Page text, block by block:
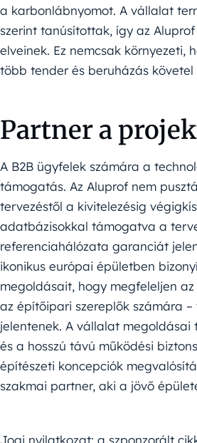
a karbonlábnyomot. A vállalat
szerint tanúsítottak, így az
elveinek. Ez nemcsak környezeti,
több tender és beruházás
Partner a
A B2B ügyfelek számára a
támogatás. Az Aluprof nem
tervezéstől a kivitelezésig
adatbázisokkal támogatva a
referenciahálózata garanciát
ikonikus európai épületben
megoldásait, hogy megfeleljen
az építőipari szereplők számára
jelentenek. A vállalat
és a hosszú távú működési
építészeti koncepciók
szakmai partner, aki a jövő
Jogi nyilatkozat: a szponzorált